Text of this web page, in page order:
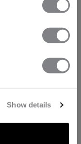
Show details